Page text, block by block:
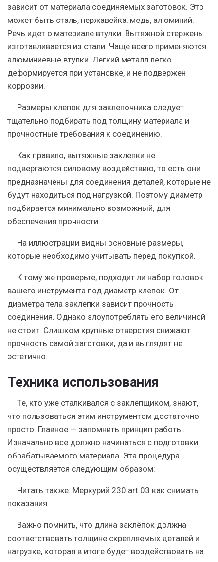
зависит от материала соединяемых заготовок. Это
может быть сталь, нержавейка, медь, алюминий.
Речь идет о материале втулки. Вытяжной стержень
изготавливается из стали. Чаще всего применяются
алюминиевые втулки. Легкий металл легко
деформируется при установке, и не подвержен
коррозии.
Размеры клепок для заклепочника следует
тщательно подбирать под толщину материала и
прочностные требования к соединению.
Как правило, вытяжные заклепки не
подвергаются силовому воздействию, то есть они
предназначены для соединения деталей, которые не
будут находиться под нагрузкой. Поэтому диаметр
подбирается минимально возможный, для
обеспечения прочности.
На иллюстрации видны основные размеры,
которые необходимо учитывать перед покупкой.
К тому же проверьте, подходит ли набор головок
вашего инструмента под диаметр клепок. От
диаметра тела заклепки зависит прочность
соединения. Однако злоупотреблять его величиной
не стоит. Слишком крупные отверстия снижают
прочность самой заготовки, да и выглядят не
эстетично.
Техника использования
Те, кто уже сталкивался с заклёпщиком, знают,
что пользоваться этим инструментом достаточно
просто. Главное — запомнить принцип работы.
Изначально все должно начинаться с подготовки
обрабатываемого материала. Эта процедура
осуществляется следующим образом:
Читать также: Меркурий 230 art 03 как снимать
показания
Важно помнить, что длина заклёпок должна
соответствовать толщине скрепляемых деталей и
нагрузке, которая в итоге будет воздействовать на